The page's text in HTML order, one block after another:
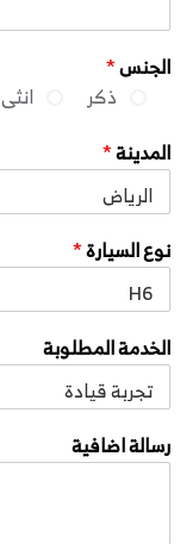
الجنس*
ذكر
انثى
المدينة*
نوع السيارة*
الخدمة المطلوبة
رسالة اضافية